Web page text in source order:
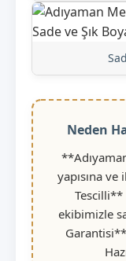
Neden
yapısına
ekibimizle